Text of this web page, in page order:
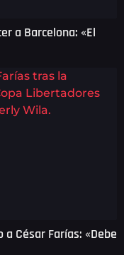
a Barcelona: «El
César Farías: «Debe